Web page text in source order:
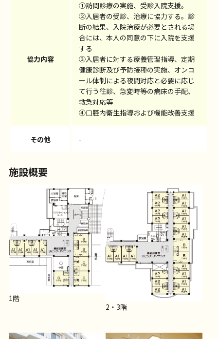
協力内容
①訪問診療の実施、受診入院支援。
②入居者の受診、治療に協力する。診
断の結果、入院治療が必要とされる場
合には、本人の同意の下に入院を支援
する
③入居者に対する療養管理指導、定期
健康診断及び予防接種の実施、オンコ
ール体制による夜間対応と必要に応じ
て行う往診、急変時等の病床の手配、
救急対応等
④口腔内衛生指導および機能改善支援
その他 -
施設概要
1階
2・3階